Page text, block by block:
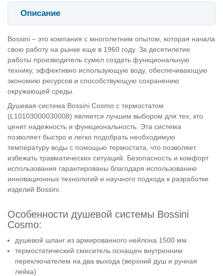
Описание
Bossini – это компания с многолетним опытом, которая начала
свою работу на рынке еще в 1960 году. За десятилетие
работы производитель сумел создать функциональную
технику, эффективно использующую воду, обеспечивающую
экономию ресурсов и способствующую сохранению
окружающей среды.
Душевая система Bossini Cosmo с термостатом
(L10103000030008) является лучшим выбором для тех, кто
ценит надежность и функциональность. Эта система
позволяет быстро и легко подобрать необходимую
температуру воды с помощью термостата, что позволяет
избежать травматических ситуаций. Безопасность и комфорт
использования гарантированы благодаря использованию
инновационных технологий и научного подхода к разработке
изделий Bossini.
Особенности душевой системы Bossini
Cosmo:
душевой шланг из армированного нейлона 1500 мм
термостатический смеситель оснащен внутренним
переключателем на два выхода (верхний душ и ручная
лейка)